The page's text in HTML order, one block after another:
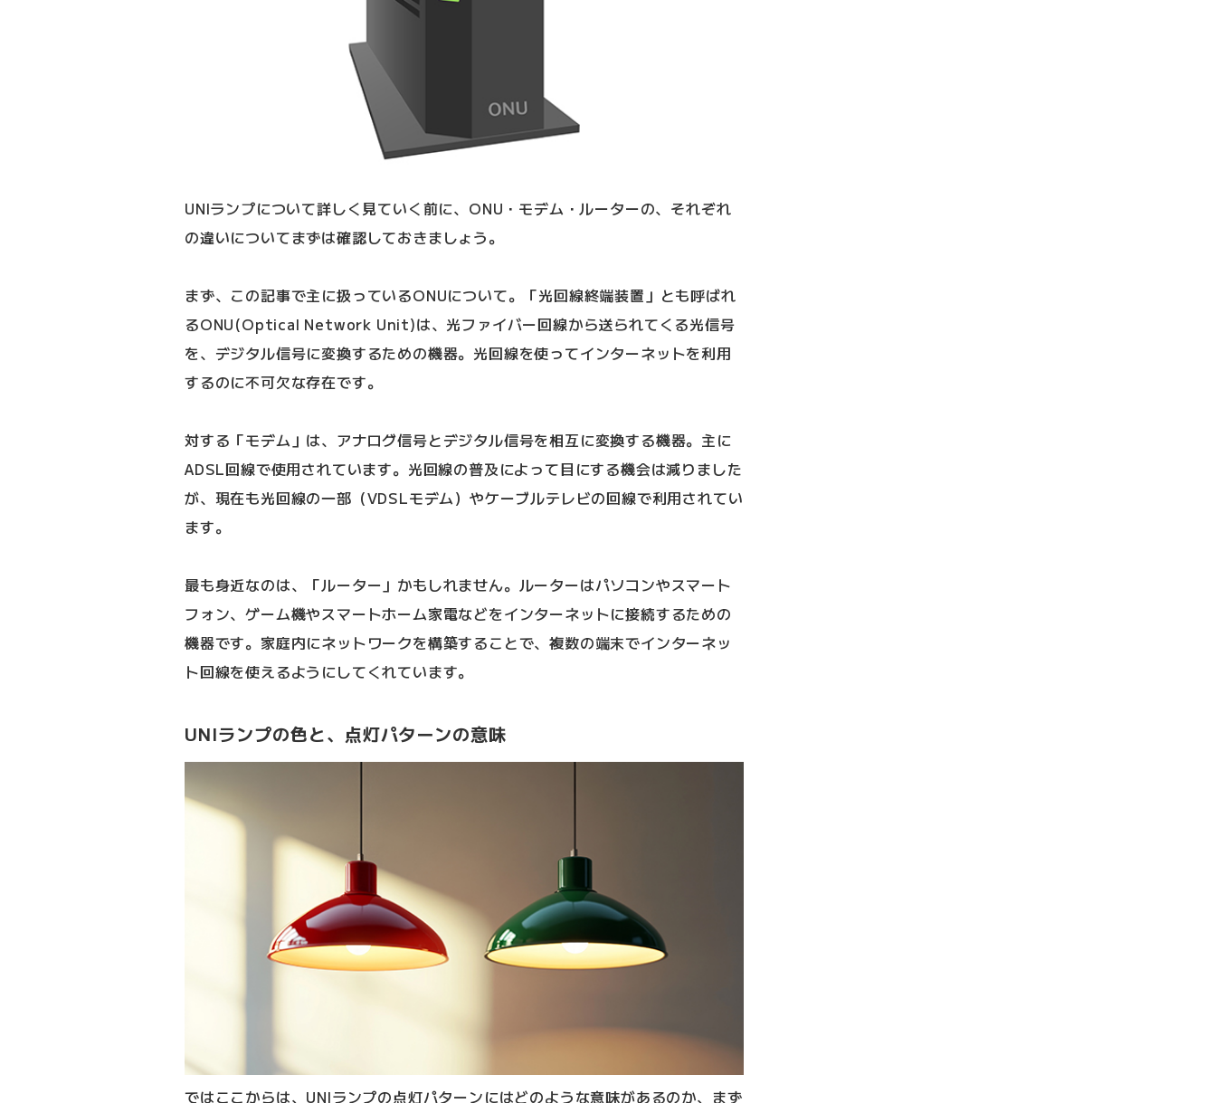
UNIランプについて詳しく見ていく前に、ONU・モデム・ルーターの、それぞれ
の違いについてまずは確認しておきましょう。
まず、この記事で主に扱っているONUについて。「光回線終端装置」とも呼ばれ
るONU(Optical Network Unit)は、光ファイバー回線から送られてくる光信号
を、デジタル信号に変換するための機器。光回線を使ってインターネットを利用
するのに不可欠な存在です。
対する「モデム」は、アナログ信号とデジタル信号を相互に変換する機器。主に
ADSL回線で使用されています。光回線の普及によって目にする機会は減りました
が、現在も光回線の一部（VDSLモデム）やケーブルテレビの回線で利用されてい
ます。
最も身近なのは、「ルーター」かもしれません。ルーターはパソコンやスマート
フォン、ゲーム機やスマートホーム家電などをインターネットに接続するための
機器です。家庭内にネットワークを構築することで、複数の端末でインターネッ
ト回線を使えるようにしてくれています。
UNIランプの色と、点灯パターンの意味
ではここからは、UNIランプの点灯パターンにはどのような意味があるのか、まず